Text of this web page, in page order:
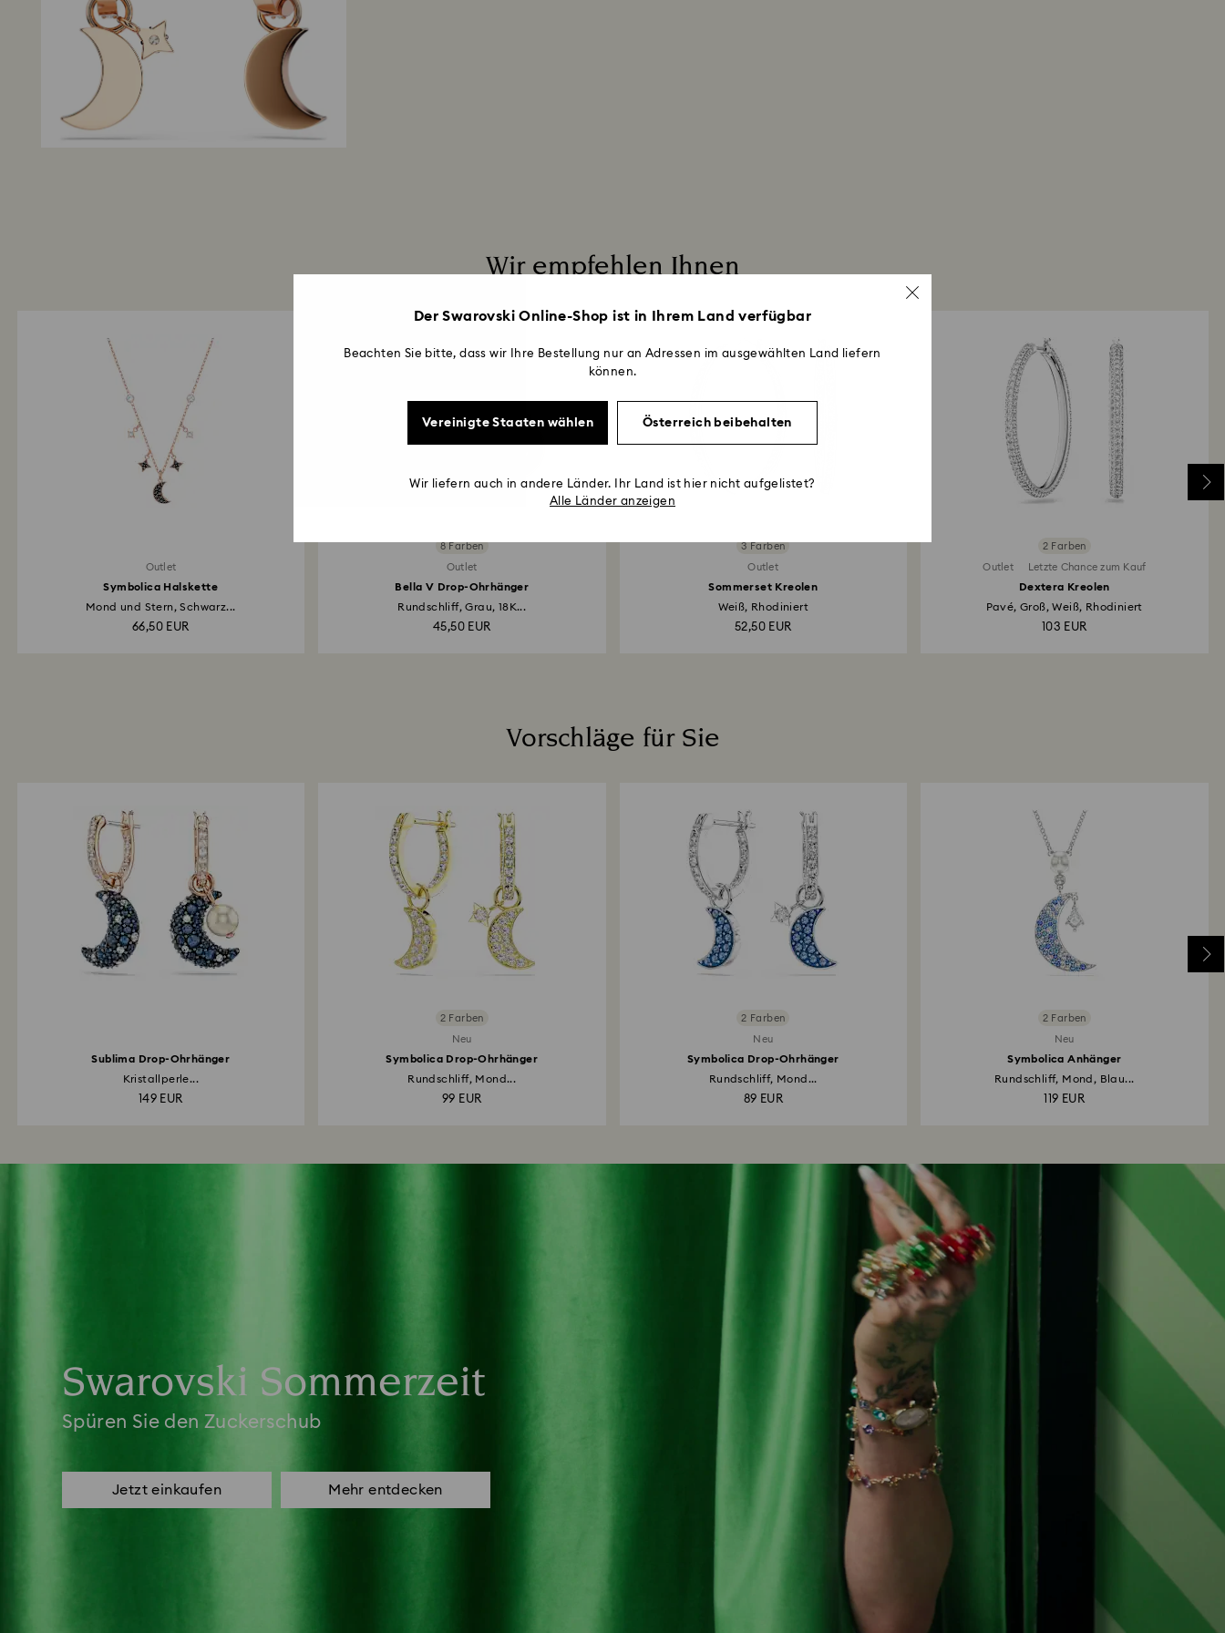
Wir empfehlen Ihnen
Outlet
Symbolica Halskette
Mond und Stern, Schwarz...
66,50 EUR
8 Farben
Outlet
Bella V Drop-Ohrhänger
Rundschliff, Grau, 18K...
45,50 EUR
3 Farben
Outlet
Sommerset Kreolen
Weiß, Rhodiniert
52,50 EUR
2 Farben
Outlet Letzte Chance zum Kauf
Dextera Kreolen
Pavé, Groß, Weiß, Rhodiniert
103 EUR
Vorschläge für Sie
Sublima Drop-Ohrhänger
Kristallperle...
149 EUR
2 Farben
Neu
Symbolica Drop-Ohrhänger
Rundschliff, Mond...
99 EUR
2 Farben
Neu
Symbolica Drop-Ohrhänger
Rundschliff, Mond...
89 EUR
2 Farben
Neu
Symbolica Anhänger
Rundschliff, Mond, Blau...
119 EUR
Swarovski Sommerzeit
Spüren Sie den Zuckerschub
Jetzt einkaufen Mehr entdecken
Der Swarovski Online-Shop ist in Ihrem Land verfügbar
Beachten Sie bitte, dass wir Ihre Bestellung nur an Adressen im ausgewählten Land liefern
können.
Vereinigte Staaten wählen Österreich beibehalten
Wir liefern auch in andere Länder. Ihr Land ist hier nicht aufgelistet?
Alle Länder anzeigen